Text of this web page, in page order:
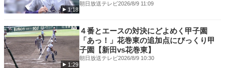
1:18
朝日放送テレビ2026/8/9 11:09
1:29
４番とエースの対決にどよめく甲子園
「あっ！」花巻東の追加点にびっくり甲
子園【新田vs花巻東】
朝日放送テレビ2026/8/9 10:30